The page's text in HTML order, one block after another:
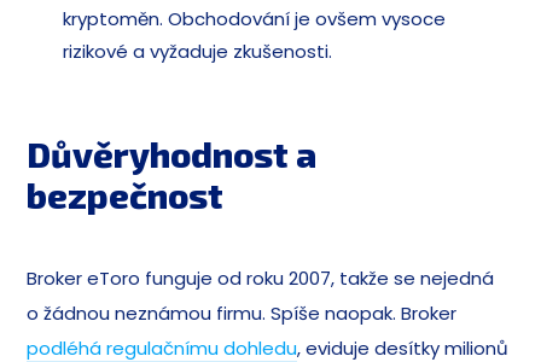
kryptoměn. Obchodování je ovšem vysoce
rizikové a vyžaduje zkušenosti.
Důvěryhodnost a
bezpečnost
Broker eToro funguje od roku 2007, takže se nejedná
o žádnou neznámou firmu. Spíše naopak. Broker
podléhá regulačnímu dohledu, eviduje desítky milionů